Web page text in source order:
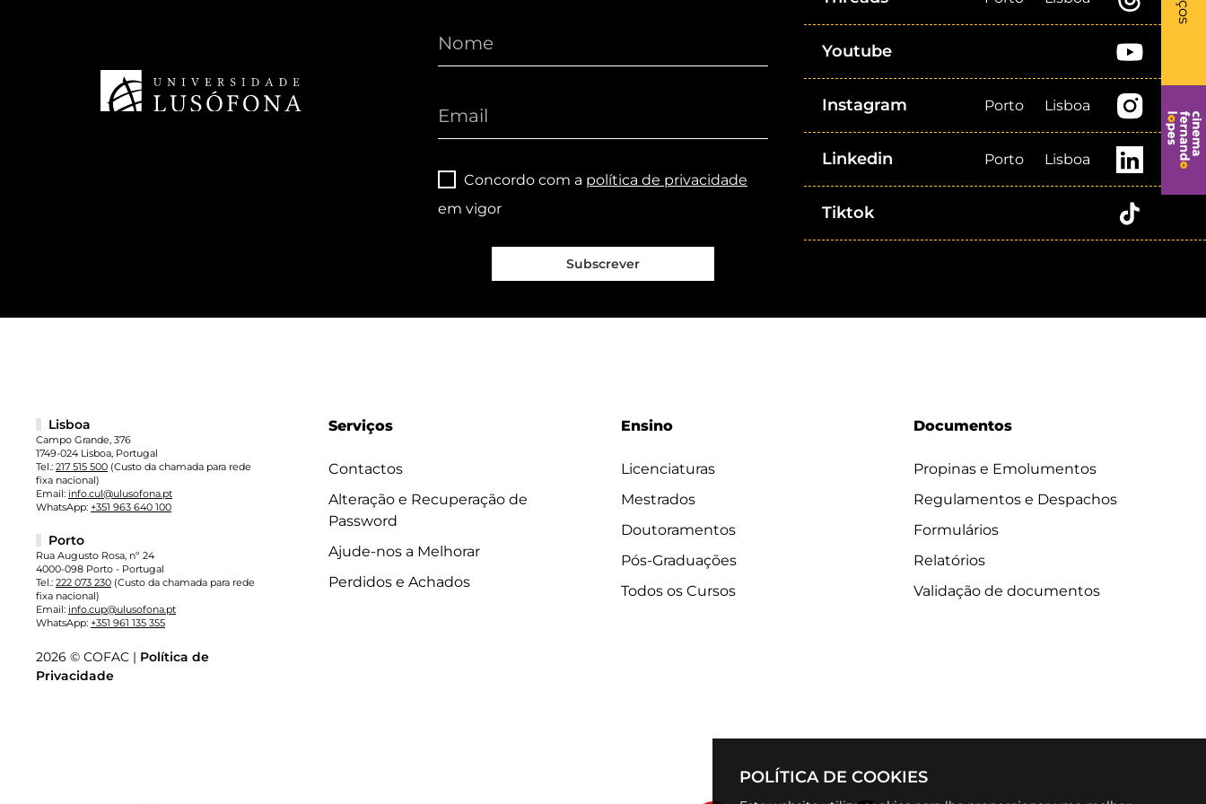
POLÍTICA DE COOKIES
Concordo com a política de privacidade
em vigor
Subscrever
Youtube
Instagram Porto Lisboa
Linkedin Porto Lisboa
Tiktok
Serviços
Contactos
Alteração e Recuperação de
Password
Ajude-nos a Melhorar
Perdidos e Achados
Ensino
Licenciaturas
Mestrados
Doutoramentos
Pós-Graduações
Todos os Cursos
Documentos
Propinas e Emolumentos
Regulamentos e Despachos
Formulários
Relatórios
Validação de documentos
Lisboa
Campo Grande, 376
1749-024 Lisboa, Portugal
Tel.: 217 515 500 (Custo da chamada para rede
fixa nacional)
Email: info.cul@ulusofona.pt
WhatsApp: +351 963 640 100
Porto
Rua Augusto Rosa, nº 24
4000-098 Porto - Portugal
Tel.: 222 073 230 (Custo da chamada para rede
fixa nacional)
Email: info.cup@ulusofona.pt
WhatsApp: +351 961 135 355
2026 © COFAC | Política de
Privacidade